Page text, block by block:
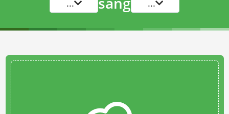
... ...